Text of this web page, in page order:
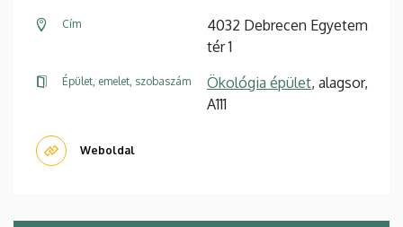
Cím
4032 Debrecen Egyetem
tér 1
Épület, emelet, szobaszám Ökológia épület, alagsor,
A111
Weboldal